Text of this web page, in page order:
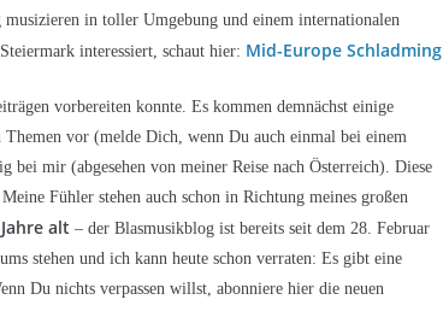
in toller Umgebung und einem internationalen
interessiert, schaut hier: Mid-Europe Schladming
vorbereiten konnte. Es kommen demnächst einige
vor (melde Dich, wenn Du auch einmal bei einem
mir (abgesehen von meiner Reise nach Österreich). Diese
Fühler stehen auch schon in Richtung meines großen
alt – der Blasmusikblog ist bereits seit dem 28. Februar
stehen und ich kann heute schon verraten: Es gibt eine
Du nichts verpassen willst, abonniere hier die neuen